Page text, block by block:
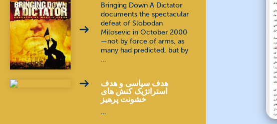
Bringing Down A Dictator
documents the spectacular
defeat of Slobodan
Milosevic in October 2000
—not by force of arms, as
many had predicted, but by
…
هدف سیاسی و هدف
استراتژیک کنش های
خشونت پرهیز
…